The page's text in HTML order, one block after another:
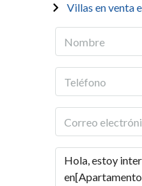
Villas en venta